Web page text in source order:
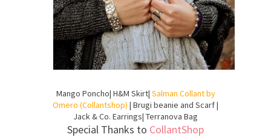
Mango Poncho| H&M Skirt| Salman Collant by
Omero (Collantshop) | Brugi beanie and Scarf |
Jack & Co. Earrings| Terranova Bag
Special Thanks to CollantShop